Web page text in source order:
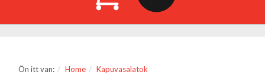
Ön itt van: Home
Kapuvasalatok